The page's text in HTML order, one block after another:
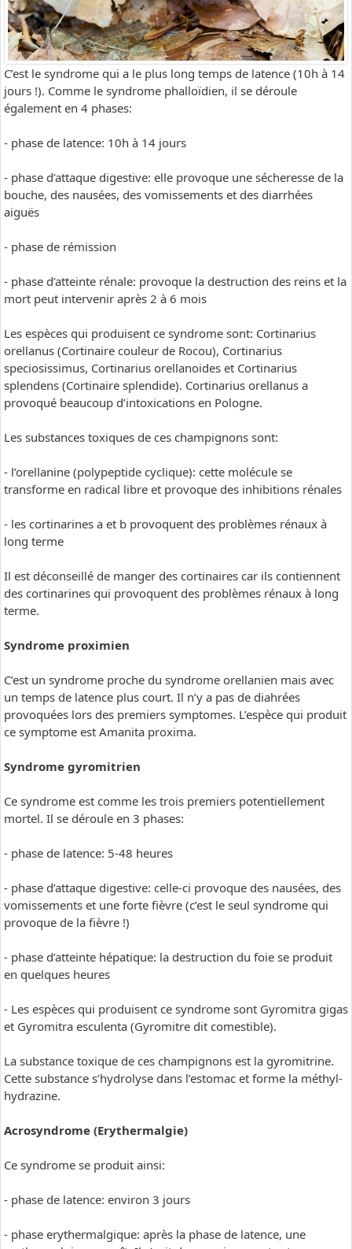
C’est le syndrome qui a le plus long temps de latence (10h à 14
jours !). Comme le syndrome phalloïdien, il se déroule
également en 4 phases:
- phase de latence: 10h à 14 jours
- phase d’attaque digestive: elle provoque une sécheresse de la
bouche, des nausées, des vomissements et des diarrhées
aiguës
- phase de rémission
- phase d’atteinte rénale: provoque la destruction des reins et la
mort peut intervenir après 2 à 6 mois
Les espèces qui produisent ce syndrome sont: Cortinarius
orellanus (Cortinaire couleur de Rocou), Cortinarius
speciosissimus, Cortinarius orellanoides et Cortinarius
splendens (Cortinaire splendide). Cortinarius orellanus a
provoqué beaucoup d’intoxications en Pologne.
Les substances toxiques de ces champignons sont:
- l’orellanine (polypeptide cyclique): cette molécule se
transforme en radical libre et provoque des inhibitions rénales
- les cortinarines a et b provoquent des problèmes rénaux à
long terme
Il est déconseillé de manger des cortinaires car ils contiennent
des cortinarines qui provoquent des problèmes rénaux à long
terme.
Syndrome proximien
C’est un syndrome proche du syndrome orellanien mais avec
un temps de latence plus court. Il n’y a pas de diahrées
provoquées lors des premiers symptomes. L’espèce qui produit
ce symptome est Amanita proxima.
Syndrome gyromitrien
Ce syndrome est comme les trois premiers potentiellement
mortel. Il se déroule en 3 phases:
- phase de latence: 5-48 heures
- phase d’attaque digestive: celle-ci provoque des nausées, des
vomissements et une forte fièvre (c’est le seul syndrome qui
provoque de la fièvre !)
- phase d’atteinte hépatique: la destruction du foie se produit
en quelques heures
- Les espèces qui produisent ce syndrome sont Gyromitra gigas
et Gyromitra esculenta (Gyromitre dit comestible).
La substance toxique de ces champignons est la gyromitrine.
Cette substance s’hydrolyse dans l’estomac et forme la méthyl-
hydrazine.
Acrosyndrome (Erythermalgie)
Ce syndrome se produit ainsi:
- phase de latence: environ 3 jours
- phase erythermalgique: après la phase de latence, une